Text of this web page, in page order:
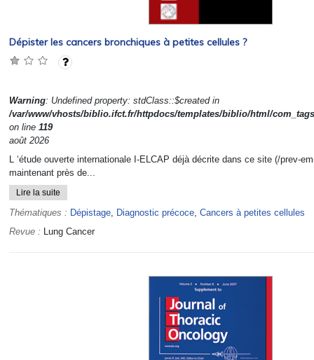
Dépister les cancers bronchiques à petites cellules ?
Warning: Undefined property: stdClass::$created in
/var/www/vhosts/biblio.ifct.fr/httpdocs/templates/biblio/html/
on line 119
août 2026
L ‘étude ouverte internationale I-ELCAP déjà décrite dans ce site (/prev-
maintenant près de...
Lire la suite
Thématiques : Dépistage, Diagnostic précoce, Cancers à petites cellules
Revue : Lung Cancer